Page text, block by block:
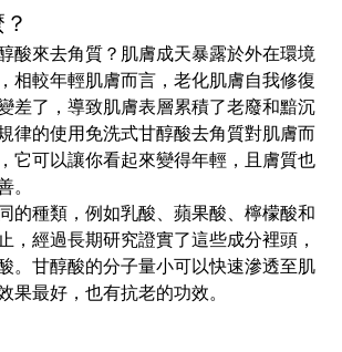
酸來去角質？肌膚成天暴露於外在環境
相較年輕肌膚而言，老化肌膚自我修復
差了，導致肌膚表層累積了老廢和黯沉
律的使用免洗式甘醇酸去角質對肌膚而
它可以讓你看起來變得年輕，且膚質也
的種類，例如乳酸、蘋果酸、檸檬酸和
，經過長期研究證實了這些成分裡頭，
甘醇酸的分子量小可以快速滲透至肌
果最好，也有抗老的功效。